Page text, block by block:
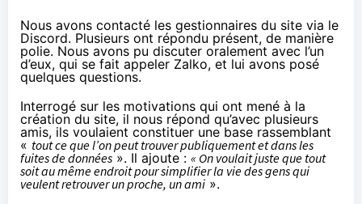
Nous avons contacté les gestionnaires du site via le
Discord. Plusieurs ont répondu présent, de manière
polie. Nous avons pu discuter oralement avec l’un
d’eux, qui se fait appeler Zalko, et lui avons posé
quelques questions.
Interrogé sur les motivations qui ont mené à la
création du site, il nous répond qu’avec plusieurs
amis, ils voulaient constituer une base rassemblant
« tout ce que l’on peut trouver publiquement et dans les
fuites de données ». Il ajoute : « On voulait juste que tout
soit au même endroit pour simplifier la vie des gens qui
veulent retrouver un proche, un ami ».